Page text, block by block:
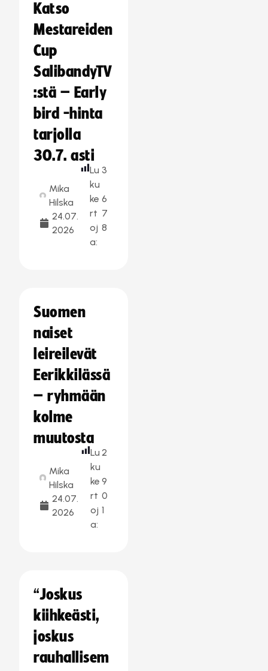
Katso
Mestareiden
Cup
SalibandyTV
:stä – Early
bird -hinta
tarjolla
30.7. asti
Mika
Hilska
24.07.
2026
Lu
ku
ke
rt
oj
a:
3
6
7
8
Suomen
naiset
leireilevät
Eerikkilässä
– ryhmään
kolme
muutosta
Mika
Hilska
24.07.
2026
Lu
ku
ke
rt
oj
a:
2
9
0
1
“Joskus
kiihkeästi,
joskus
rauhallisem